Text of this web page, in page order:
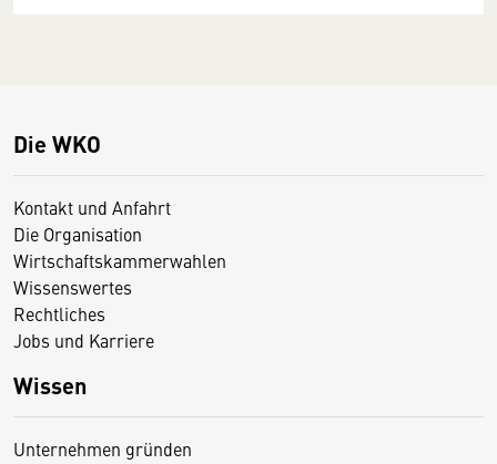
Die WKO
Kontakt und Anfahrt
Die Organisation
Wirtschaftskammerwahlen
Wissenswertes
Rechtliches
Jobs und Karriere
Wissen
Unternehmen gründen